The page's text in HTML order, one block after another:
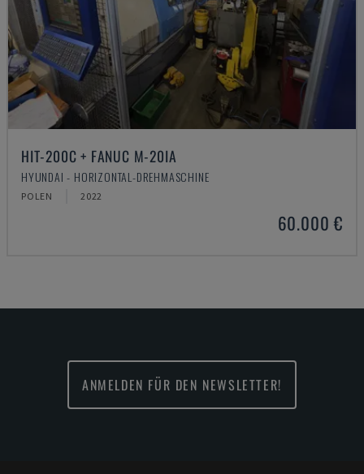
HIT-200C + FANUC M-20IA
HYUNDAI - HORIZONTAL-DREHMASCHINE
POLEN 2022
60.000 €
ANMELDEN FÜR DEN NEWSLETTER!